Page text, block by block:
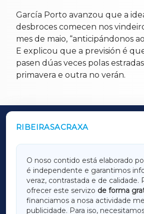
García Porto avanzou que a
desbroces comecen nos
mes de maio, “anticipándonos
E explicou que a previsión é
pasen dúas veces polas
primavera e outra no verán.
RIBEIRASACRAXA
O noso contido está elaborado
é independente e garantimos
veraz, contrastada e de calidade.
ofrecer este servizo de forma
financiamos a nosa actividade
publicidade. Para iso,
OUTROS PERIÓDICOS
LUGOXA
TERRACHAXA